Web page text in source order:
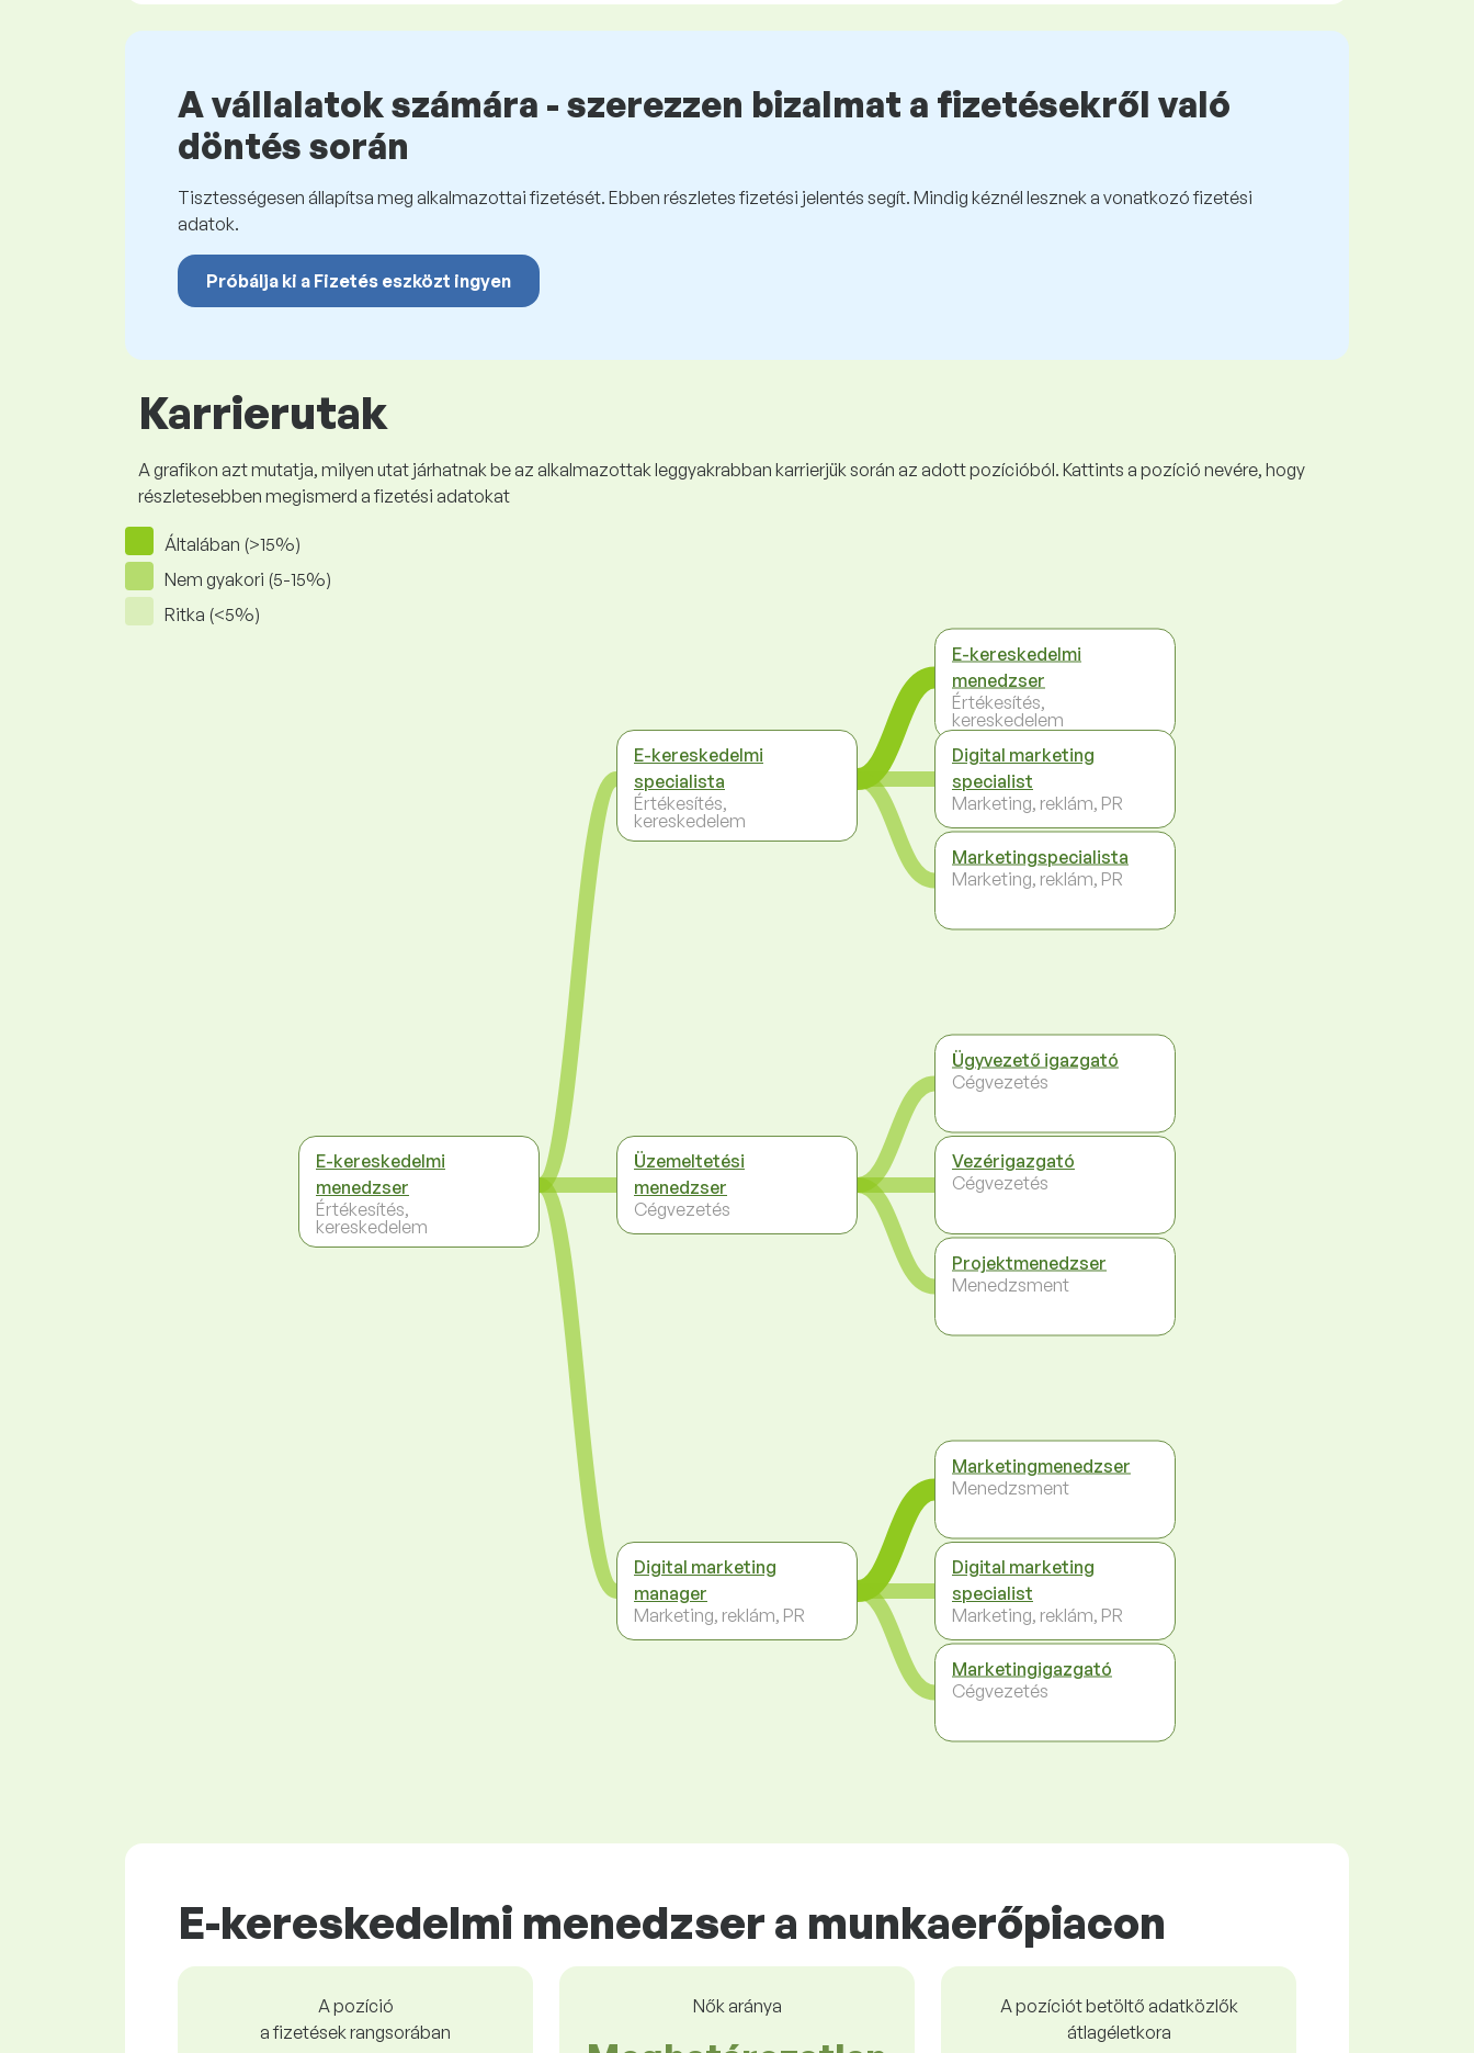
A vállalatok számára - szerezzen bizalmat a fizetésekről való
döntés során
Tisztességesen állapítsa meg alkalmazottai fizetését. Ebben részletes fizetési jelentés segít. Mindig kéznél lesznek a vonatkozó fizetési
adatok.
Próbálja ki a Fizetés eszközt ingyen
Karrierutak
A grafikon azt mutatja, milyen utat járhatnak be az alkalmazottak leggyakrabban karrierjük során az adott pozícióból. Kattints a pozíció nevére, hogy
részletesebben megismerd a fizetési adatokat
Általában (>15%)
Nem gyakori (5-15%)
Ritka (<5%)
E-kereskedelmi
menedzser
Értékesítés,
kereskedelem
E-kereskedelmi
specialista
Értékesítés,
kereskedelem
Üzemeltetési
menedzser
Cégvezetés
Digital marketing
manager
Marketing, reklám, PR
E-kereskedelmi
menedzser
Értékesítés,
kereskedelem
Digital marketing
specialist
Marketing, reklám, PR
Marketingspecialista
Marketing, reklám, PR
Ügyvezető igazgató
Cégvezetés
Vezérigazgató
Cégvezetés
Projektmenedzser
Menedzsment
Marketingmenedzser
Menedzsment
Digital marketing
specialist
Marketing, reklám, PR
Marketingigazgató
Cégvezetés
E-kereskedelmi menedzser a munkaerőpiacon
A pozíció
a fizetések rangsorában
Nők aránya
A pozíciót betöltő adatközlők
átlagéletkora